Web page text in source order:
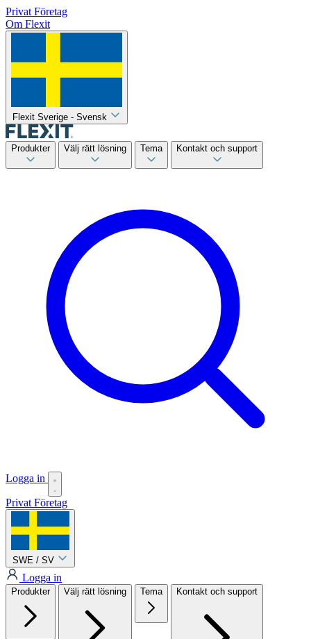
Privat Företag
Om Flexit
Flexit Sverige - Svensk
Produkter Välj rätt lösning Tema Kontakt och support
Logga in
Privat Företag
SWE / SV
Logga in
Produkter Välj rätt lösning Tema Kontakt och support